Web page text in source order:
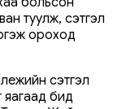
туулж, сэтгэл
ороход
сэтгэл
бид